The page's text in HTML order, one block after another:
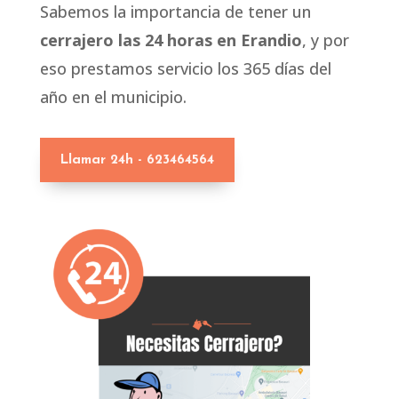
Sabemos la importancia de tener un
cerrajero las 24 horas en Erandio, y por
eso prestamos servicio los 365 días del
año en el municipio.
Llamar 24h - 623464564